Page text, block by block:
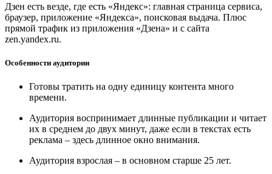
Дзен есть везде, где есть «Яндекс»: главная страница сервиса,
браузер, приложение «Яндекса», поисковая выдача. Плюс
прямой трафик из приложения «Дзена» и с сайта
zen.yandex.ru.
Особенности аудитории
Готовы тратить на одну единицу контента много
времени.
Аудитория воспринимает длинные публикации и читает
их в среднем до двух минут, даже если в текстах есть
реклама – здесь длинное окно внимания.
Аудитория взрослая – в основном старше 25 лет.